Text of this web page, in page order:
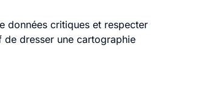
données critiques et respecter
dresser une cartographie